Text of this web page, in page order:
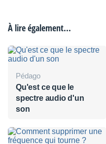
À lire également...
Pédago
Qu'est ce que le
spectre audio d'un
son